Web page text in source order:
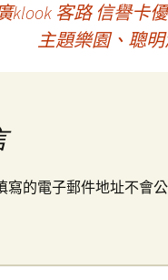
klook 客路 信譽卡
主題樂園、聰
寫的電子郵件地址不會公